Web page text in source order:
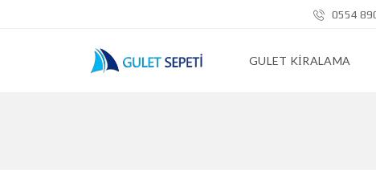
0554
GULET KIRALAMA